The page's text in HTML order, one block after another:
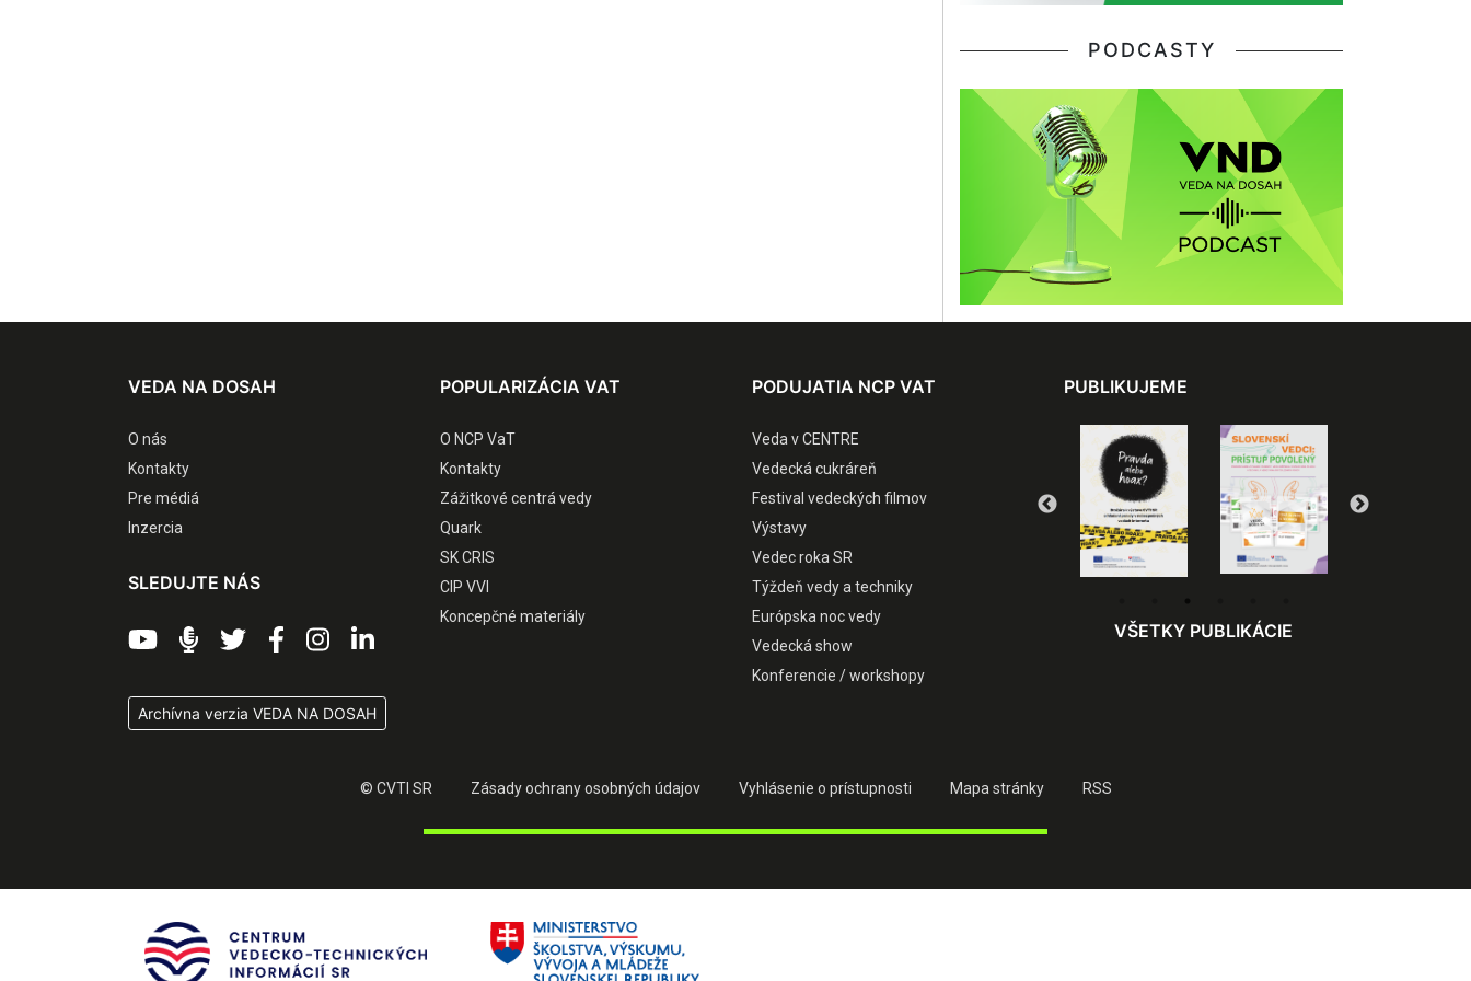
PODCASTY
VEDA NA DOSAH
O nás
Kontakty
Pre médiá
Inzercia
SLEDUJTE NÁS
Archívna verzia VEDA NA DOSAH
POPULARIZÁCIA VAT
O NCP VaT
Kontakty
Zážitkové centrá vedy
Quark
SK CRIS
CIP VVI
Koncepčné materiály
PODUJATIA NCP VAT
Veda v CENTRE
Vedecká cukráreň
Festival vedeckých filmov
Výstavy
Vedec roka SR
Týždeň vedy a techniky
Európska noc vedy
Vedecká show
Konferencie / workshopy
PUBLIKUJEME
VŠETKY PUBLIKÁCIE
© CVTI SR Zásady ochrany osobných údajov Vyhlásenie o prístupnosti Mapa stránky RSS